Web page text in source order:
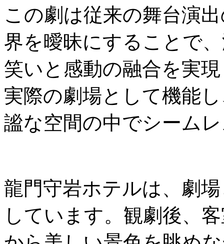
この劇は従来の舞台演
界を曖昧にすることで
笑いと感動の融合を実
実際の劇場として機能
謐な空間の中でシーム
龍門守岩ホテルは、劇
しています。観劇後、